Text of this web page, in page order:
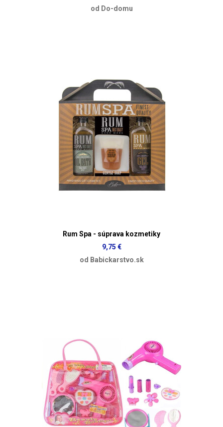
od Do-domu
Rum Spa - súprava kozmetiky
9,75 €
od Babickarstvo.sk